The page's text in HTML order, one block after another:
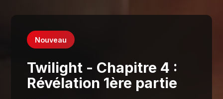
Nouveau
Twilight - Chapitre 4 :
Révélation 1ère partie